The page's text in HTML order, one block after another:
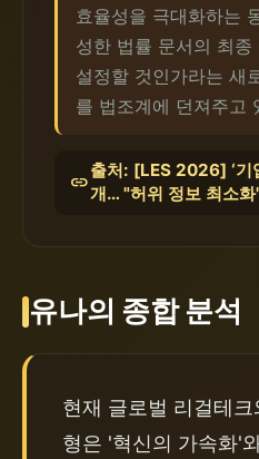
효율성을 극대화하는
성한 법률 문서의 최
설정할 것인가라는 새
를 법조계에 던져주고
link
출처: [LES 2026] ‘기
개… "허위 정보 최소
유나의 종합 분석
현재 글로벌 리걸테
형은 '혁신의 가속화'